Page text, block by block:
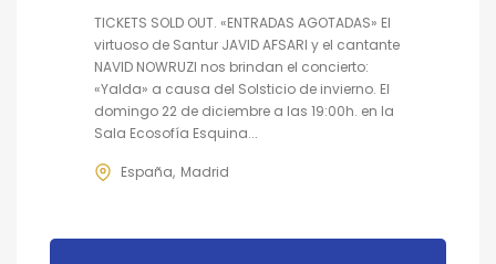
TICKETS SOLD OUT. «ENTRADAS AGOTADAS» El
virtuoso de Santur JAVID AFSARI y el cantante
NAVID NOWRUZI nos brindan el concierto:
«Yalda» a causa del Solsticio de invierno. El
domingo 22 de diciembre a las 19:00h. en la
Sala Ecosofía Esquina...
España Madrid